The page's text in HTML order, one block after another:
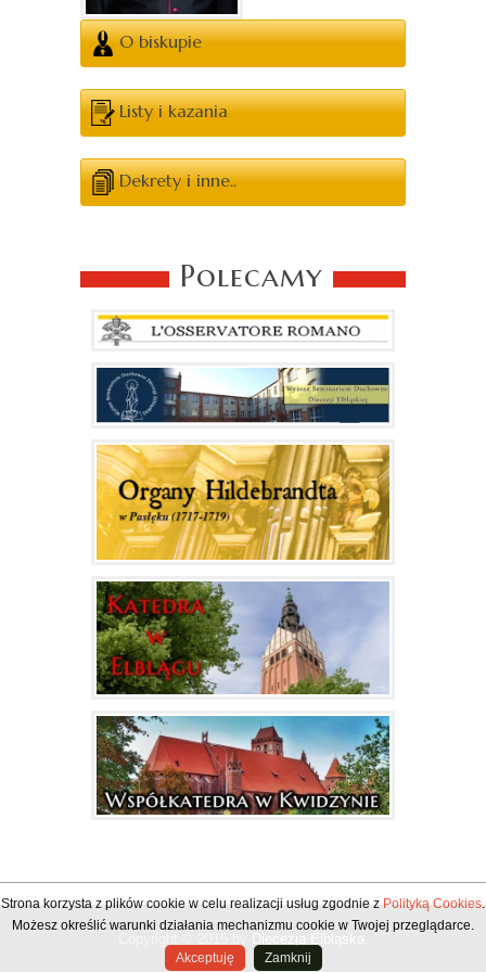
O biskupie
Listy i kazania
Dekrety i inne..
Polecamy
Strona korzysta z plików cookie w celu realizacji usług zgodnie zPolityką Cookies.
Możesz określić warunki działania mechanizmu cookie w Twojej przeglądarce.
Akceptuję Zamknij